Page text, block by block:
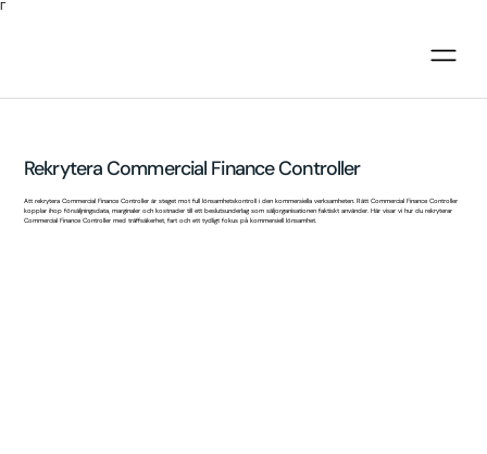
Γ
Rekrytera Commercial Finance Controller
Att rekrytera Commercial Finance Controller är steget mot full lönsamhetskontroll i den kommersiella verksamheten. Rätt Commercial Finance Controller
kopplar ihop försäljningsdata, marginaler och kostnader till ett beslutsunderlag som säljorganisationen faktiskt använder. Här visar vi hur du rekryterar
Commercial Finance Controller med träffsäkerhet, fart och ett tydligt fokus på kommersiell lönsamhet.